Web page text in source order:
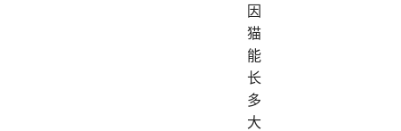
因
猫
能
长
多
大